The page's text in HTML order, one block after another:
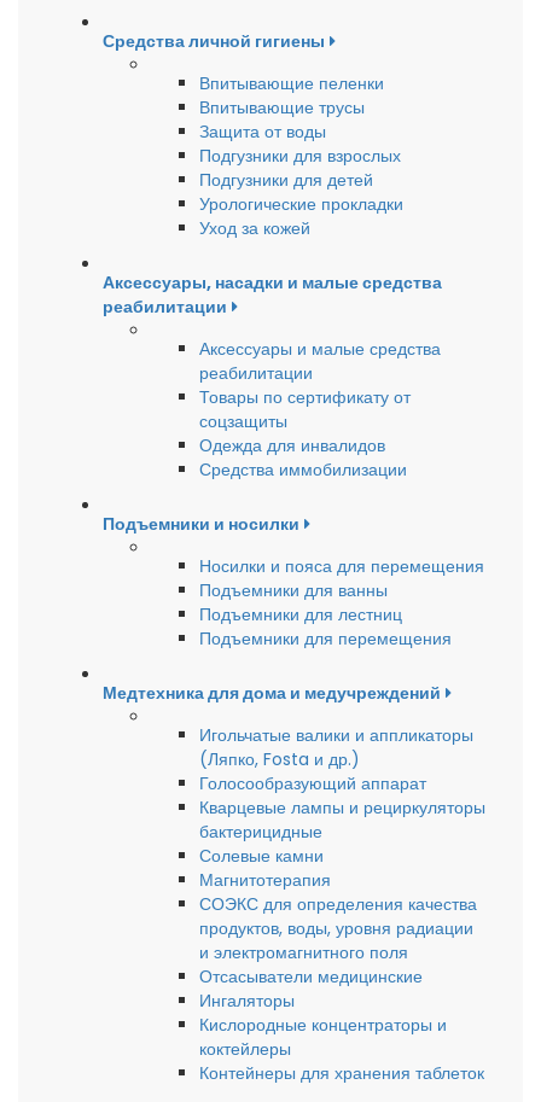
Средства личной гигиены
Впитывающие пеленки
Впитывающие трусы
Защита от воды
Подгузники для взрослых
Подгузники для детей
Урологические прокладки
Уход за кожей
Аксессуары, насадки и малые средства
реабилитации
Аксессуары и малые средства
реабилитации
Товары по сертификату от
соцзащиты
Одежда для инвалидов
Средства иммобилизации
Подъемники и носилки
Носилки и пояса для перемещения
Подъемники для ванны
Подъемники для лестниц
Подъемники для перемещения
Медтехника для дома и медучреждений
Игольчатые валики и аппликаторы
(Ляпко, Fosta и др.)
Голосообразующий аппарат
Кварцевые лампы и рециркуляторы
бактерицидные
Солевые камни
Магнитотерапия
СОЭКС для определения качества
продуктов, воды, уровня радиации
и электромагнитного поля
Отсасыватели медицинские
Ингаляторы
Кислородные концентраторы и
коктейлеры
Контейнеры для хранения таблеток